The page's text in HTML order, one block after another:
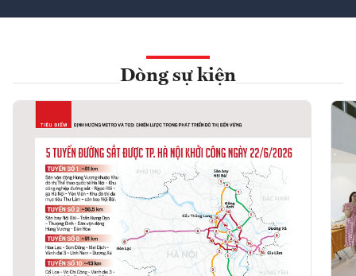
Dòng sự kiện